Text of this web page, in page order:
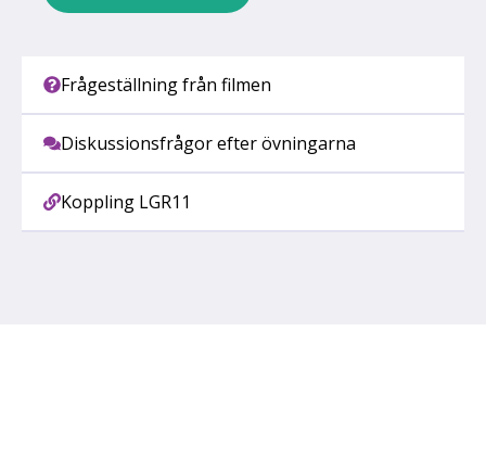
Frågeställning från filmen
Diskussionsfrågor efter övningarna
Koppling LGR11